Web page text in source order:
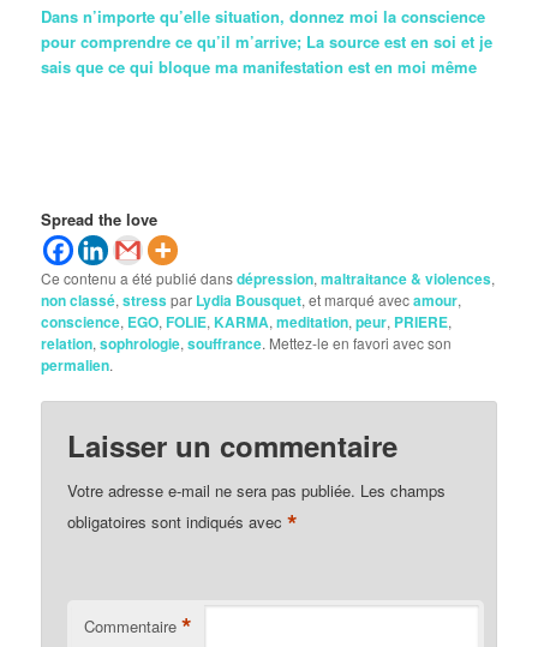
Dans n’importe qu’elle situation, donnez moi la conscience
pour comprendre ce qu’il m’arrive; La source est en soi et je
sais que ce qui bloque ma manifestation est en moi même
Spread the love
Ce contenu a été publié dansdépression,maltraitance & violences,
non classé,stresspar Lydia Bousquet, et marqué avecamour,
conscience, EGO,FOLIE,KARMA,meditation,peur, PRIERE,
relation,sophrologie,souffrance. Mettez-le en favori avec son
permalien.
Laisser un commentaire
Votre adresse e-mail ne sera pas publiée. Les champs
obligatoires sont indiqués avec*
Commentaire *